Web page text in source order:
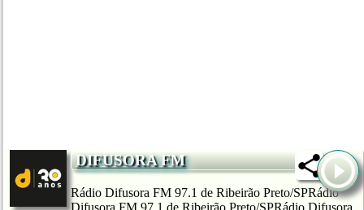
DIFUSORA FM
Rádio Difusora FM 97.1 de Ribeirão Preto/SPRádio
Difusora FM 97.1 de Ribeirão Preto/SPRádio Difusora